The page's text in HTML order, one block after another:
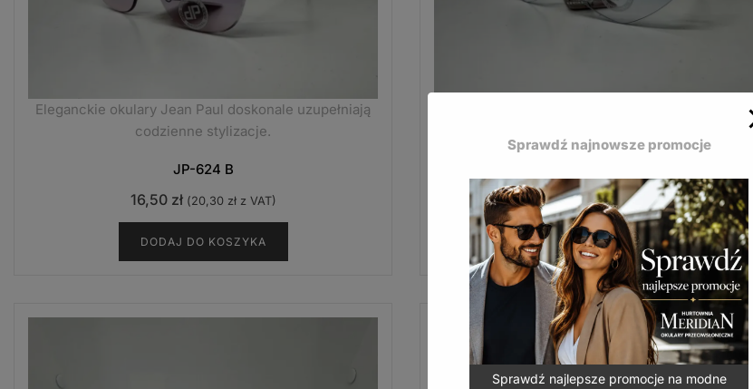
Eleganckie okulary Jean Paul doskonale uzupełniają
codzienne stylizacje.
JP-624 B
16,50 zł (20,30 złz VAT)
DODAJ DO KOSZYKA
Modne okulary przeciwsłoneczne Jean Paul
16,50zł (20,30zł z VAT)
DODAJ DO KOSZYKA
Sprawdź najnowsze promocje
Sprawdź najlepsze promocje na modne